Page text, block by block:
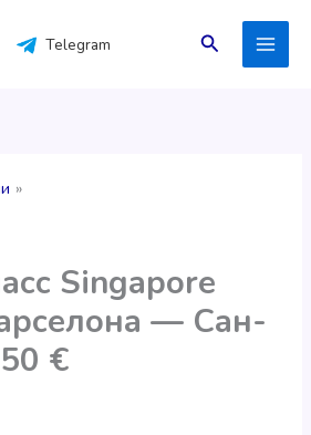
Telegram Поиск
Singapore
— Сан-
€